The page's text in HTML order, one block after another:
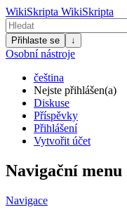
WikiSkripta WikiSkripta
Přihlaste se ↓
Osobní nástroje
čeština
Nejste přihlášen(a)
Diskuse
Příspěvky
Přihlášení
Vytvořit účet
Navigační menu
Navigace